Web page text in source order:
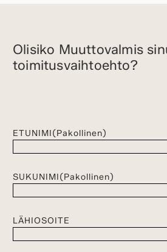
Olisiko Muuttovalmis
toimitusvaihtoehto?
ETUNIMI(Pakollinen)
SUKUNIMI(Pakollinen)
LÄHIOSOITE